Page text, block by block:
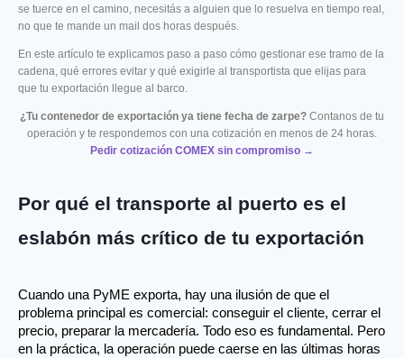
se tuerce en el camino, necesitás a alguien que lo resuelva en tiempo real,
no que te mande un mail dos horas después.
En este artículo te explicamos paso a paso cómo gestionar ese tramo de la
cadena, qué errores evitar y qué exigirle al transportista que elijas para
que tu exportación llegue al barco.
¿Tu contenedor de exportación ya tiene fecha de zarpe? Contanos de tu
operación y te respondemos con una cotización en menos de 24 horas.
Pedir cotización COMEX sin compromiso →
Por qué el transporte al puerto es el
eslabón más crítico de tu exportación
Cuando una PyME exporta, hay una ilusión de que el
problema principal es comercial: conseguir el cliente, cerrar el
precio, preparar la mercadería. Todo eso es fundamental. Pero
en la práctica, la operación puede caerse en las últimas horas